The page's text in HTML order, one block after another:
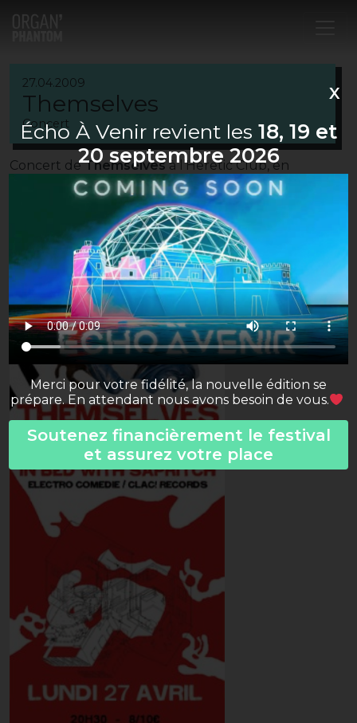
27.04.2009
Themselves
Concert
Concert deThemselves à l’Heretic Club, en
compagnie deIn Bed With Sapritch.
Écho À Venir revient les 18, 19 et
20 septembre 2026
Merci pour votre fidélité, la nouvelle édition se
prépare. En attendant nous avons besoin de vous.
Soutenez financièrement le festival
et assurez votre place
X